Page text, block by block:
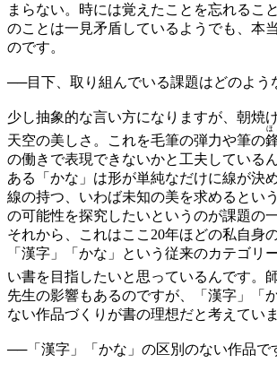
まらない。時には覚えたことを忘れるこ
のことは一見矛盾しているようでも、本
のです。
──目下、取り組んでいる課題はどのよう
少し抽象的な言い方になりますが、朝焼
天空の美しさ。これを毛筆の弾力や筆の
ほ
の働きで表現できないかと工夫している
ある「かな」は形が単純なだけに線が決
線の持つ、いわば未知の美を求めるとい
の可能性を探究したいというのが課題の
それから、これはここ20年ほどの私自身
「漢字」「かな」という従来のカテゴリ
い書を目指したいと思っているんです。
先生の影響もあるのですが、「漢字」「
ない作品づくりが書の理想だと考えていま
──「漢字」「かな」の区別のない作品で